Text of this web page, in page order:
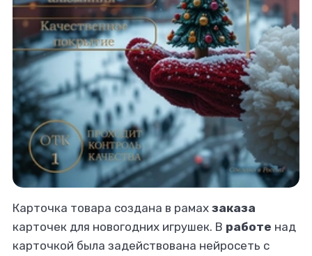
Карточка товара создана в рамах заказа
карточек для новогодних игрушек. В работе над
карточкой была задействована нейросеть с